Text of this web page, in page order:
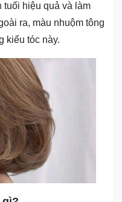
tuổi hiệu quả và làm
ra, màu nhuộm tông
kiểu tóc này.